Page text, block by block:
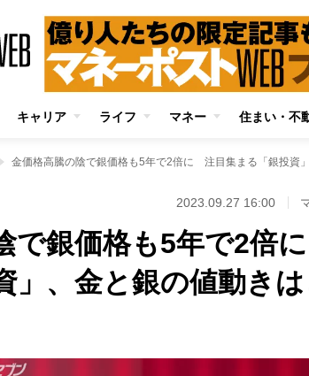
キャリア ライフ マネー 住まい・不
2023.09.27 16:00
で銀価格も5年で2倍
」、金と銀の値動き